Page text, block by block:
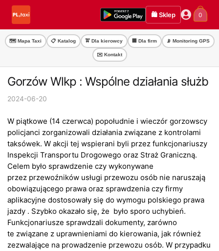
Przejdź
nawigacji
Przejdź
treści
🛍️ Sklep 0
🗺️ Mapa Taxi 📋 Katalog 🚖 Dla kierowcy 🏢 Dla firm 📡 Monitoring GPS
✉️ Kontakt
Gorzów Wlkp : Wspólne działania służb
2024-06-20
W piątkowe (14 czerwca) popołudnie i wieczór gorzowscy
policjanci zorganizowali działania związane z kontrolami
taksówek. W akcji tej wspierani byli przez funkcjonariuszy
Inspekcji Transportu Drogowego oraz Straż Graniczną.
Celem było sprawdzenie czy wykonywane
przez przewoźników usługi przewozu osób nie naruszają
obowiązującego prawa oraz sprawdzenia czy firmy
aplikacyjne dostosowały się do wymogu polskiego prawa
jazdy . Szybko okazało się, że było sporo uchybień.
Funkcjonariusze sprawdzali dokumenty, zarówno
te związane z uprawnieniami do kierowania, jak również
zezwalające na prowadzenie przewozu osób. W przypadku